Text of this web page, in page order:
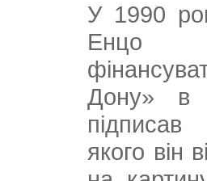
У 1990
Енцо
Дону» в
якого він